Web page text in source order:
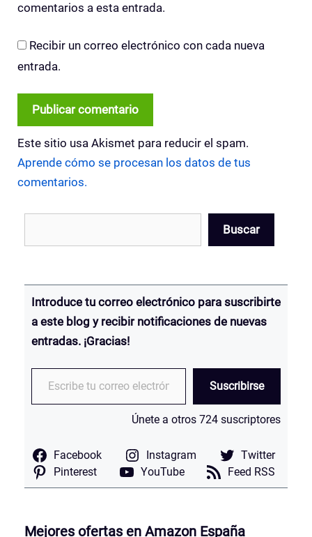
comentarios a esta entrada.
Recibir un correo electrónico con cada nueva
entrada.
Este sitio usa Akismet para reducir el spam.
Aprende cómo se procesan los datos de tus
comentarios.
Buscar
Introduce tu correo electrónico para suscribirte
a este blog y recibir notificaciones de nuevas
entradas. ¡Gracias!
Escribe tu correo electrónico…
Suscribirse
Únete a otros 724 suscriptores
Facebook Instagram
Twitter
Pinterest
YouTube Feed RSS
Mejores ofertas en Amazon España